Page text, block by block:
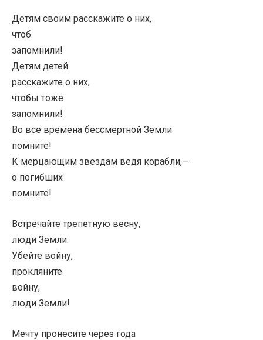
Детям своим расскажите о них,
чтоб
запомнили!
Детям детей
расскажите о них,
чтобы тоже
запомнили!
Во все времена бессмертной Земли
помните!
К мерцающим звездам ведя корабли,—
о погибших
помните!
Встречайте трепетную весну,
люди Земли.
Убейте войну,
прокляните
войну,
люди Земли!
Мечту пронесите через года